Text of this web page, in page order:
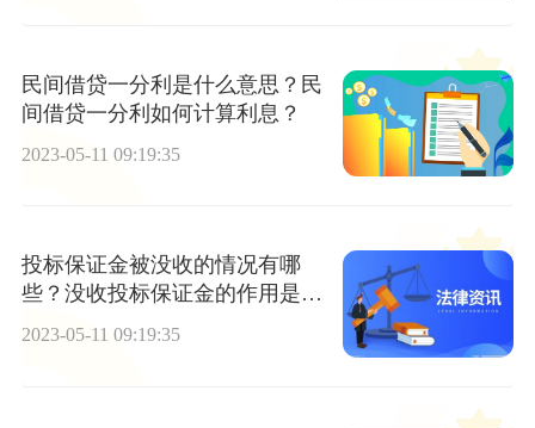
民间借贷一分利是什么意思？民
间借贷一分利如何计算利息？
2023-05-11 09:19:35
投标保证金被没收的情况有哪
些？没收投标保证金的作用是什
么？
2023-05-11 09:19:35